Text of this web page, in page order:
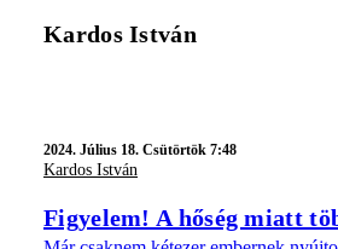
Kardos István
2024. Július 18. Csütörtök 7:48
Kardos István
Figyelem! A hőség miatt